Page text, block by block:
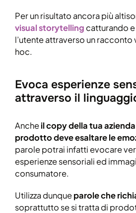
Per un risultato ancora più
visual storytelling catturando
l’utente attraverso un
hoc.
Evoca esperienze
attraverso il
Ancheil copy della tua
prodotto deve esaltare le
parole potrai infatti evocare
esperienze sensoriali ed
consumatore.
Utilizza dunqueparole che
soprattutto se si tratta di